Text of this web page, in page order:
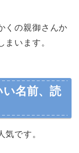
くの親御さんか
まいます。
名前、読
気です。